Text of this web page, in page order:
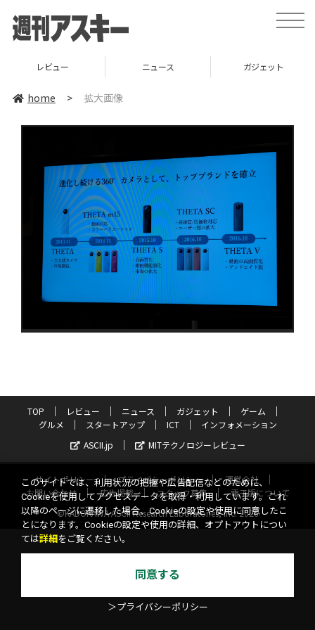
toggle
レビュー ニュース ガジェット
home > 拡大画像
TOP レビュー ニュース ガジェット
ゲーム
グルメ
スタートアップ ICT
インフォメーション
ASCII.jp
MITテクノロジーレビュー
サイトポリシー プライバシーポリシー
運営会社
お問い合わせ
広告掲載 スタッフ募集
電子版について
©KADOKAWA ASCII Research Laboratories, Inc. 2026
このサイトでは、利用状況の把握や広告配信などのために、
Cookieを使用してアクセスデータを取得・利用しています。これ
以降のページに遷移した場合、Cookieの設定や使用に同意したこ
とになります。Cookieの設定や使用の詳細、オプトアウトについ
ては詳細 をご覧ください。
同意する
＞プライバシーポリシー